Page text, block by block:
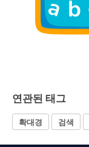
연관된 태그
확대경 검색